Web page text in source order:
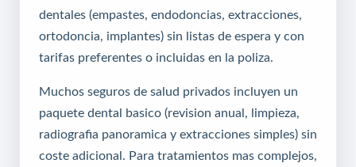
dentales (empastes, endodoncias, extracciones,
ortodoncia, implantes) sin listas de espera y con
tarifas preferentes o incluidas en la poliza.
Muchos seguros de salud privados incluyen un
paquete dental basico (revision anual, limpieza,
radiografia panoramica y extracciones simples) sin
coste adicional. Para tratamientos mas complejos,